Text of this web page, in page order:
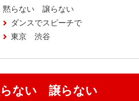
黙らない 譲らない
ダンスでスピーチで
東京 渋谷
ない 譲らない